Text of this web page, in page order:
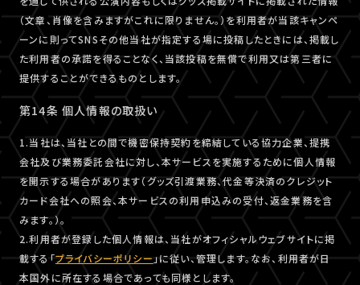
（文章、肖像を含みますがこれに限りません。）を利用者が当該キャンペ
ーンに則ってSNSその他当社が指定する場に投稿したときには、掲載し
た利用者の承諾を得ることなく、当該投稿を無償で利用又は第三者に
提供することができるものとします。
第14条 個人情報の取扱い
1.当社は、当社との間で機密保持契約を締結している協力企業、提携
会社及び業務委託会社に対し、本サービスを実施するために個人情報
を開示する場合があります（グッズ引渡業務、代金等決済のクレジット
カード会社への照会、本サービスの利用申込みの受付、返金業務を含
みます。）。
2.利用者が登録した個人情報は、当社がオフィシャルウェブサイトに掲
載する「プライバシーポリシー」に従い、管理します。なお、利用者が日
本国外に所在する場合であっても同様とします。